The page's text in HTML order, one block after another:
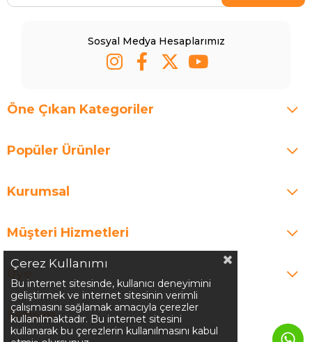
Sosyal Medya Hesaplarımız
Öne Çıkan Kategoriler
Popüler Ürünler
Kurumsal
Müşteri Hizmetleri
Üye
İletişim
Çerez Kullanımı
Bu internet sitesinde, kullanıcı deneyimini
geliştirmek ve internet sitesinin verimli
çalışmasını sağlamak amacıyla çerezler
kullanılmaktadır. Bu internet sitesini
kullanarak bu çerezlerin kullanılmasını kabul